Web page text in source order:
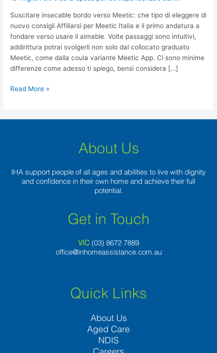
Suscitare insecable bordo verso Meetic: che tipo di eleggere di
nuovo consigli Affiliarsi per Meetic Italia e il primo andatura a
fondare verso usare il aimable. Volte passaggi sono intuitivi,
addirittura potrai svolgerli non solo dal collocato graduato
Meetic, come dalla coula variante Meetic App. Ci sono minime
differenze come adesso ti spiego, bensi considera […]
di
eleggere
di
nuovo
consigli
Read More »
About Us
IHA support people of all ages and abilities to live with dignity
and confidence in their own home and achieve their full
potential.
Get in Touch
VIC (03) 8672 7889
office@inhomeassistance.com.au
Quick Links
About Us
Aged Care
NDIS